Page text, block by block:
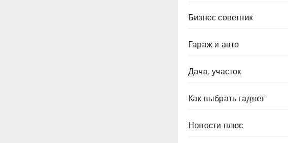
Бизнес советник
Гараж и авто
Дача, участок
Как выбрать гаджет
Новости плюс